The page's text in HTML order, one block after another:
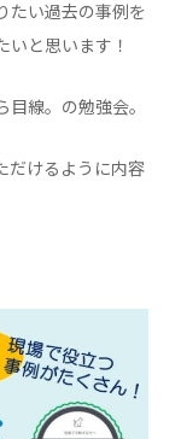
たい過去の事例を
と思います！
線。の勉強会。
だけるように内容